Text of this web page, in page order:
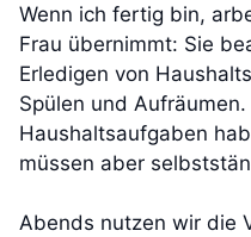
Wenn ich fertig bin,
Frau übernimmt: Sie
Erledigen von
Spülen und
Haushaltsaufgaben
müssen aber
Abends nutzen wir die